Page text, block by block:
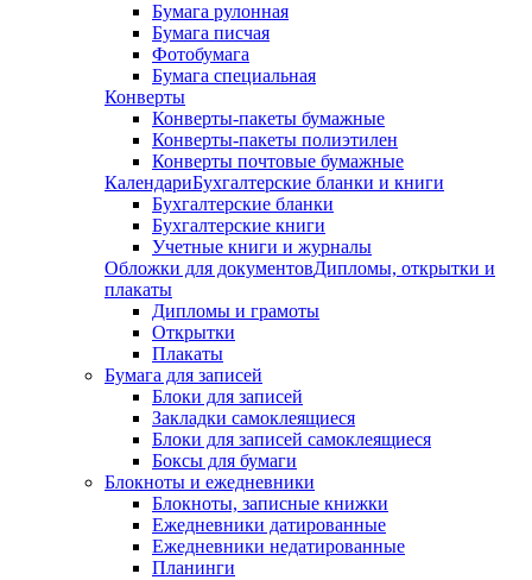
Бумага рулонная
Бумага писчая
Фотобумага
Бумага специальная
Конверты
Конверты-пакеты бумажные
Конверты-пакеты полиэтилен
Конверты почтовые бумажные
КалендариБухгалтерские бланки и книги
Бухгалтерские бланки
Бухгалтерские книги
Учетные книги и журналы
Обложки для документовДипломы, открытки и
плакаты
Дипломы и грамоты
Открытки
Плакаты
Бумага для записей
Блоки для записей
Закладки самоклеящиеся
Блоки для записей самоклеящиеся
Боксы для бумаги
Блокноты и ежедневники
Блокноты, записные книжки
Ежедневники датированные
Ежедневники недатированные
Планинги